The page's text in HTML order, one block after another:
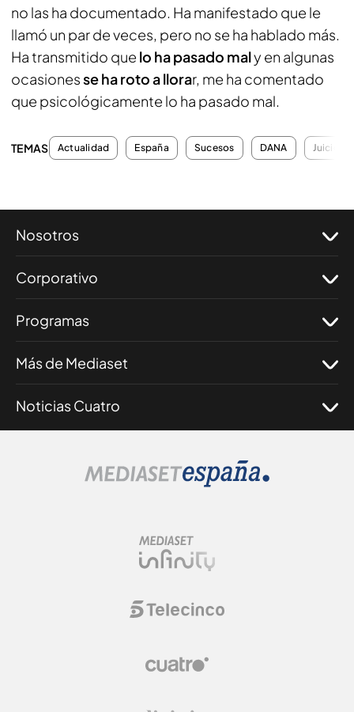
no las ha documentado. Ha manifestado que le
llamó un par de veces, pero no se ha hablado más.
Ha transmitido que lo ha pasado maly en algunas
ocasionesse ha roto a llorar, me ha comentado
que psicológicamente lo ha pasado mal.
TEMAS Actualidad España Sucesos DANA Juicios
Nosotros
Corporativo
Programas
Más de Mediaset
Noticias Cuatro